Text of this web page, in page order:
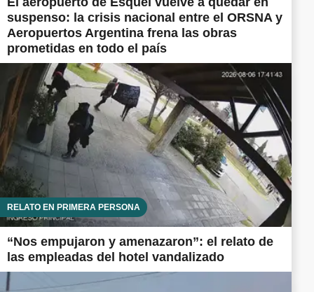
suspenso: la crisis nacional entre el ORSNA y
Aeropuertos Argentina frena las obras
prometidas en todo el país
RELATO EN PRIMERA PERSONA
“Nos empujaron y amenazaron”: el relato de
las empleadas del hotel vandalizado